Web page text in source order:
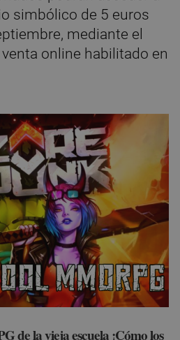
simbólico de 5 euros
mediante el
online habilitado en
de la vieja escuela ¡Cómo los